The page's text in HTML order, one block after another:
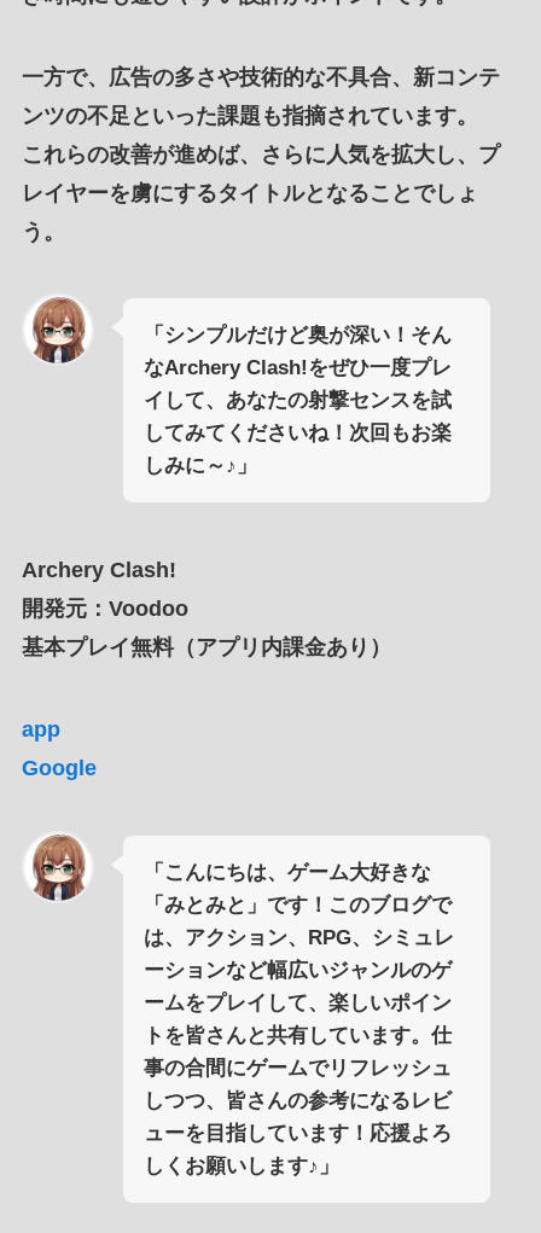
一方で、 広告の多さや技術的な不具合、 新コンテ
ンツの不足 といった課題も指摘されています。
これらの改善が進めば、
さらに人気を拡大し、 プ
レイヤーを虜にするタイトルとなることでしょ
う。
「シンプルだけど奥が深い！そん
なArchery Clash!をぜひ一度プレ
イして、あなたの射撃センスを試
してみてくださいね！次回もお楽
しみに～♪」
Archery Clash!
開発元：Voodoo
基本プレイ無料（アプリ内課金あり）
app
Google
「こんにちは、ゲーム大好きな
「みとみと」です！このブログで
は、アクション、RPG、シミュレ
ーションなど幅広いジャンルのゲ
ームをプレイして、楽しいポイン
トを皆さんと共有しています。仕
事の合間にゲームでリフレッシュ
しつつ、皆さんの参考になるレビ
ューを目指しています！応援よろ
しくお願いします♪」